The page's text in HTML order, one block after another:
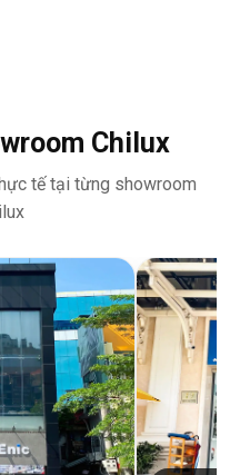
Chilux
tế tại từng showroom